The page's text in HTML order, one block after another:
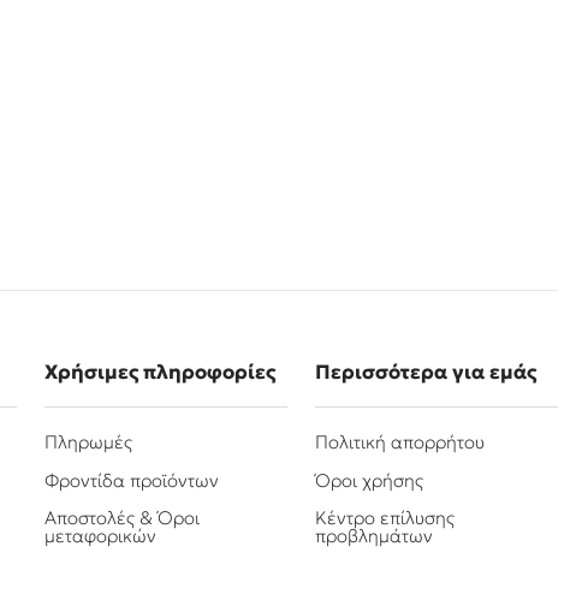
Χρήσιμες πληροφορίες
Πληρωμές
Φροντίδα προϊόντων
Αποστολές & Όροι
μεταφορικών
Περισσότερα για εμάς
Πολιτική απορρήτου
Όροι χρήσης
Κέντρο επίλυσης
προβλημάτων